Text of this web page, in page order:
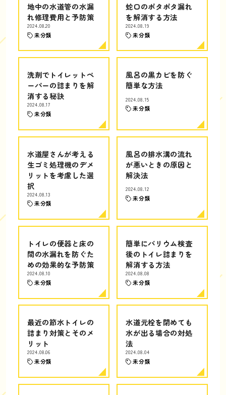
地中の水道管の水漏
れ修理費用と予防策
2024.08.20
未分類
蛇口のポタポタ漏れ
を解消する方法
2024.08.19
未分類
洗剤でトイレットペ
ーパーの詰まりを解
消する秘訣
2024.08.17
未分類
風呂の黒カビを防ぐ
簡単な方法
2024.08.15
未分類
水道屋さんが考える
生ゴミ処理機のデメ
リットを考慮した選
択
2024.08.13
未分類
風呂の排水溝の流れ
が悪いときの原因と
解決法
2024.08.12
未分類
トイレの便器と床の
間の水漏れを防ぐた
めの効果的な予防策
2024.08.10
未分類
簡単にバリウム検査
後のトイレ詰まりを
解消する方法
2024.08.08
未分類
最近の節水トイレの
詰まり対策とそのメ
リット
2024.08.06
未分類
水道元栓を閉めても
水が出る場合の対処
法
2024.08.04
未分類